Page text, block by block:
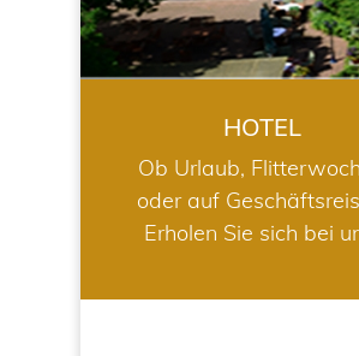
HOTEL
Ob Urlaub,
oder auf
Erholen Sie sich bei